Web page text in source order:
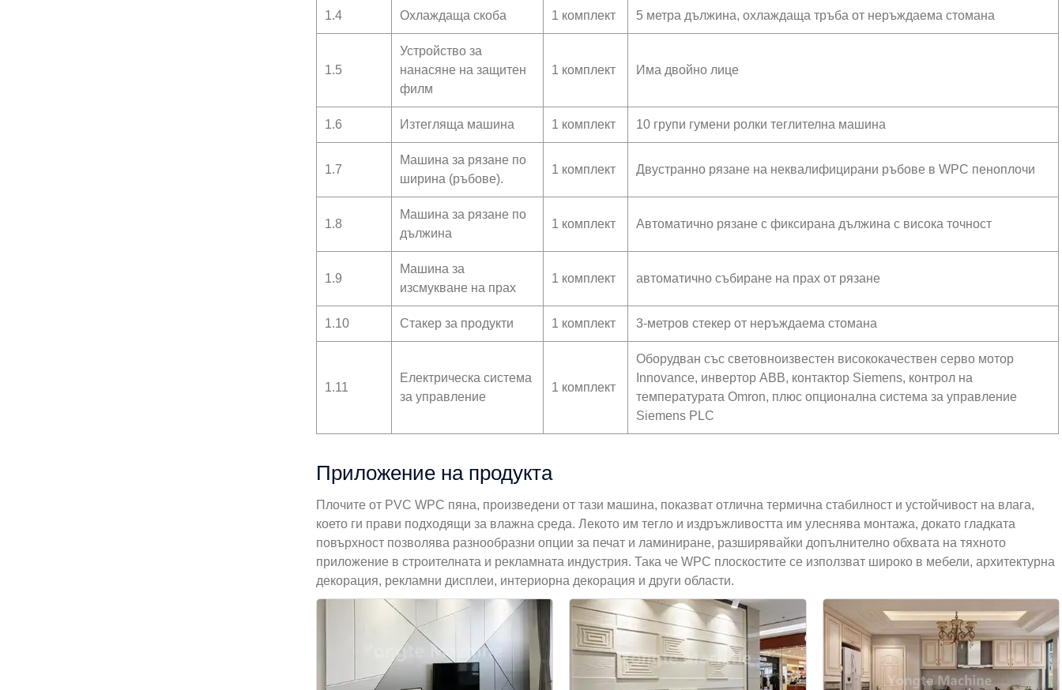
1.4 Охлаждаща скоба 1 комплект 5 метра дължина, охлаждаща тръба от неръждаема стомана
1.5
Устройство за
нанасяне на защитен
филм
1 комплект Има двойно лице
1.6 Изтегляща машина 1 комплект 10 групи гумени ролки теглителна машина
1.7
Машина за рязане по
ширина (ръбове).
1 комплект Двустранно рязане на неквалифицирани ръбове в WPC пеноплочи
1.8
Машина за рязане по
дължина
1 комплект Автоматично рязане с фиксирана дължина с висока точност
1.9
Машина за
изсмукване на прах
1 комплект автоматично събиране на прах от рязане
1.10 Стакер за продукти 1 комплект 3-метров стекер от неръждаема стомана
1.11
Електрическа система
за управление
1 комплект
Оборудван със световноизвестен висококачествен серво мотор
Innovance, инвертор ABB, контактор Siemens, контрол на
температурата Omron, плюс опционална система за управление
Siemens PLC
Приложение на продукта
Плочите от PVC WPC пяна, произведени от тази машина, показват отлична термична стабилност и устойчивост на влага,
което ги прави подходящи за влажна среда. Лекото им тегло и издръжливостта им улеснява монтажа, докато гладката
повърхност позволява разнообразни опции за печат и ламиниране, разширявайки допълнително обхвата на тяхното
приложение в строителната и рекламната индустрия. Така че WPC плоскостите се използват широко в мебели, архитектурна
декорация, рекламни дисплеи, интериорна декорация и други области.